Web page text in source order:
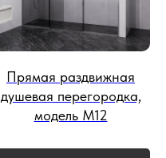
Прямая раздвижная
душевая перегородка,
модель М12